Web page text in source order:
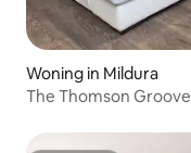
Woning in Mildura
The Thomson Groove